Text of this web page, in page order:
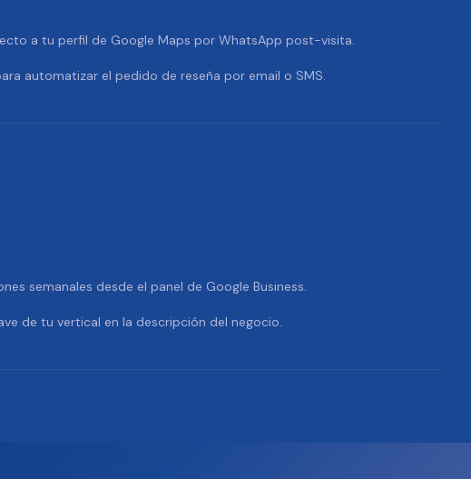
a tu perfil de Google Maps por WhatsApp post-visita.
automatizar el pedido de reseña por email o SMS.
semanales desde el panel de Google Business.
de tu vertical en la descripción del negocio.